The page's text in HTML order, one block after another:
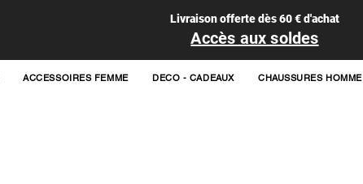
Livraison offerte dès 60 € d'achat
Accès aux soldes
ACCESSOIRES FEMME DECO - CADEAUX CHAUSSURES HOMME